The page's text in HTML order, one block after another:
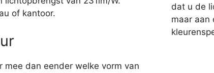
of kantoor.
mee dan eender welke vorm van
dat u de
maar aan